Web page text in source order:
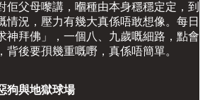
佢父母嚟講，嗰種由本身穩穩定定，到
情況，壓力有幾大真係唔敢想像。每日
神拜佛」，一個八、九歲嘅細路，點會
背後要孭幾重嘅嘢，真係唔簡單。
狗與地獄球場